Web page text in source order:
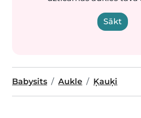
Sākt
Babysits Aukle Ķauķi